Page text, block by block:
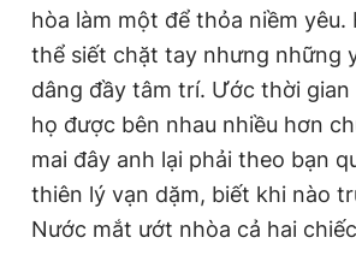
hòa làm một để thỏa niềm yêu.
thể siết chặt tay nhưng những
dâng đầy tâm trí. Ước thời
họ được bên nhau nhiều hơn
mai đây anh lại phải theo bạn
thiên lý vạn dặm, biết khi nào
Nước mắt ướt nhòa cả hai